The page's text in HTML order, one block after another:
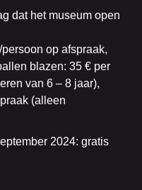
dat het museum open
op afspraak,
blazen: 35 € per
van 6 – 8 jaar),
(alleen
2024: gratis